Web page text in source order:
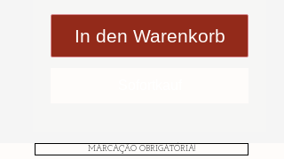
In den Warenkorb
MARCAÇÃO OBRIGATÓRIA!